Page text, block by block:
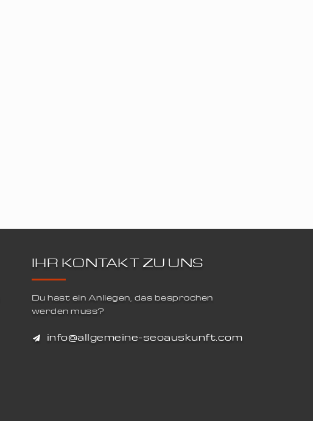
IHR KONTAKT ZU UNS
Du hast ein Anliegen, das besprochen
werden muss?
info@allgemeine-seoauskunft.com